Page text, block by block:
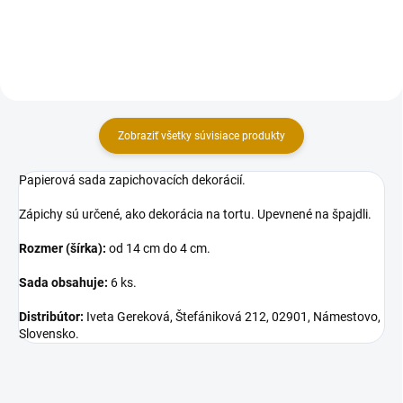
Zobraziť všetky súvisiace produkty
Papierová sada zapichovacích dekorácií.
Zápichy sú určené, ako dekorácia na tortu. Upevnené na špajdli.
Rozmer (šírka): od 14 cm do 4 cm.
Sada obsahuje: 6 ks.
Distribútor: Iveta Gereková, Štefániková 212, 02901, Námestovo,
Slovensko.